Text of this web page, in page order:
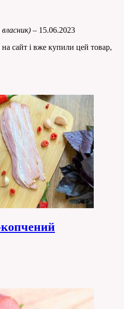
власник) – 15.06.2023
сайт і вже купили цей товар,